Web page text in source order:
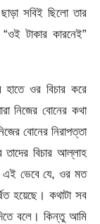
সবিই ছিলো তার
টাকার কারনেই”
ওর বিচার করে
নিজের বোনের কথা
বোনের নিরাপত্তা
তাদের বিচার আল্লাহ
এই ভেবে যে, ওর মত
হয়েছে। কথাটা সব
বলে। কিন্তু আমি